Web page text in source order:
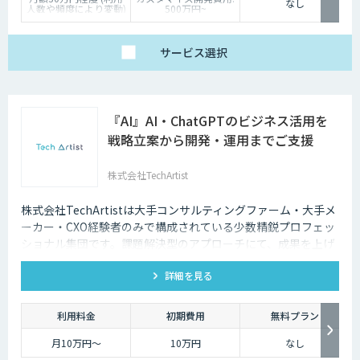
人数や頻度により変動) 500万円~
サービス選択
『AI』AI・ChatGPTのビジネス活用を
戦略立案から開発・運用までご支援
株式会社TechArtist
株式会社TechArtistは大手コンサルティングファーム・大手メ
ーカー・CXO経験者のみで構成されている少数精鋭プロフェッ
ショナル集団です。課題解決型のアプローチにて、成果を上げ
るソリューションを『高速』『高品質』『低予算』でご提供可
詳細を見る
利用料金 初期費用
無料プラン
月10万円〜
10万円 なし